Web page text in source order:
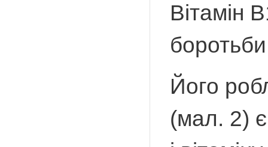
Вітамін
Його
(мал. 2)